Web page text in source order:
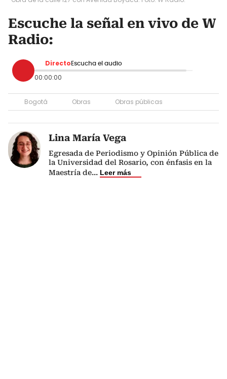
Escuche la señal en vivo de W
Radio:
Directo Escucha el audio
00:00:00
Bogotá Obras Obras públicas
Lina María Vega
Egresada de Periodismo y Opinión Pública de
la Universidad del Rosario, con énfasis en la
Maestría de... Leer más